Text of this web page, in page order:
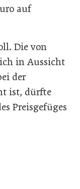
auf
Die von
in Aussicht
der
ist, dürfte
Preisgefüges